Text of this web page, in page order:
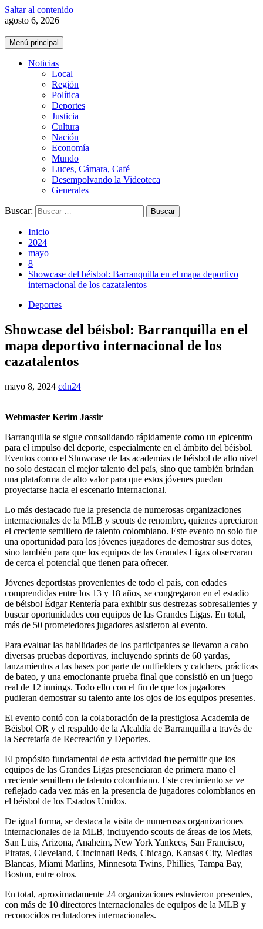
Saltar al contenido
agosto 6, 2026
Menú principal
Noticias
Local
Región
Política
Deportes
Justicia
Cultura
Nación
Economía
Mundo
Luces, Cámara, Café
Desempolvando la Videoteca
Generales
Buscar:
Inicio
2024
mayo
8
Showcase del béisbol: Barranquilla en el mapa deportivo
internacional de los cazatalentos
Deportes
Showcase del béisbol: Barranquilla en el
mapa deportivo internacional de los
cazatalentos
mayo 8, 2024 cdn24
Webmaster Kerim Jassir
Barranquilla se sigue consolidando rápidamente como un epicentro
para el impulso del deporte, especialmente en el ámbito del béisbol.
Eventos como el Showcase de las academias de béisbol de alto nivel
no solo destacan el mejor talento del país, sino que también brindan
una plataforma de alto valor para que estos jóvenes puedan
proyectarse hacia el escenario internacional.
Lo más destacado fue la presencia de numerosas organizaciones
internacionales de la MLB y scouts de renombre, quienes apreciaron
el creciente semillero de talento colombiano. Este evento no solo fue
una oportunidad para los jóvenes jugadores de demostrar sus dotes,
sino también para que los equipos de las Grandes Ligas observaran
de cerca el potencial que tienen para ofrecer.
Jóvenes deportistas provenientes de todo el país, con edades
comprendidas entre los 13 y 18 años, se congregaron en el estadio
de béisbol Édgar Rentería para exhibir sus destrezas sobresalientes y
buscar oportunidades con equipos de las Grandes Ligas. En total,
más de 50 prometedores jugadores asistieron al evento.
Para evaluar las habilidades de los participantes se llevaron a cabo
diversas pruebas deportivas, incluyendo sprints de 60 yardas,
lanzamientos a las bases por parte de outfielders y catchers, prácticas
de bateo, y una emocionante prueba final que consistió en un juego
real de 12 innings. Todo ello con el fin de que los jugadores
pudieran demostrar su talento ante los ojos de los equipos presentes.
El evento contó con la colaboración de la prestigiosa Academia de
Béisbol OR y el respaldo de la Alcaldía de Barranquilla a través de
la Secretaría de Recreación y Deportes.
El propósito fundamental de esta actividad fue permitir que los
equipos de las Grandes Ligas presenciaran de primera mano el
creciente semillero de talento colombiano. Este crecimiento se ve
reflejado cada vez más en la presencia de jugadores colombianos en
el béisbol de los Estados Unidos.
De igual forma, se destaca la visita de numerosas organizaciones
internacionales de la MLB, incluyendo scouts de áreas de los Mets,
San Luis, Arizona, Anaheim, New York Yankees, San Francisco,
Piratas, Cleveland, Cincinnati Reds, Chicago, Kansas City, Medias
Blancas, Miami Marlins, Minnesota Twins, Phillies, Tampa Bay,
Boston, entre otros.
En total, aproximadamente 24 organizaciones estuvieron presentes,
con más de 10 directores internacionales de equipos de la MLB y
reconocidos reclutadores internacionales.